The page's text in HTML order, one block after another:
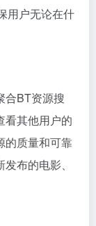
用户无论在什
合BT资源搜
看其他用户的
的质量和可靠
布的电影、